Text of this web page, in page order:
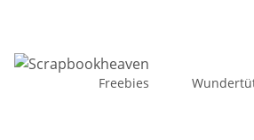
Freebies